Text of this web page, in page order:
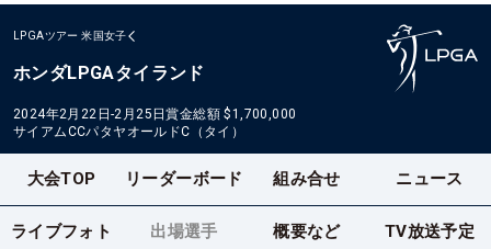
LPGAツアー 米国女子
ホンダLPGAタイランド
2024年2月22日-2月25日賞金総額 $1,700,000
サイアムCCパタヤオールドC（タイ）
大会TOP リーダーボード 組み合せ ニュース
ライブフォト 出場選手 概要など TV放送予定